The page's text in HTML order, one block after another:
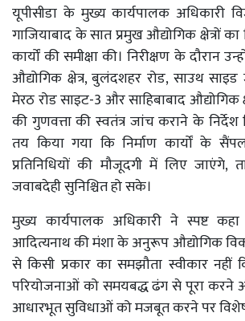
यूपीसीडा के मुख्य कार्यपालक अधिकारी
गाजियाबाद के सात प्रमुख औद्योगिक क्षेत्रों
कार्यों की समीक्षा की। निरीक्षण के दौरान
औद्योगिक क्षेत्र, बुलंदशहर रोड, साउथ साइड
मेरठ रोड साइट-3 और साहिबाबाद औद्योगिक
की गुणवत्ता की स्वतंत्र जांच कराने के निर्देश
तय किया गया कि निर्माण कार्यों के
प्रतिनिधियों की मौजूदगी में लिए जाएंगे,
जवाबदेही सुनिश्चित हो सके।
मुख्य कार्यपालक अधिकारी ने स्पष्ट कहा
आदित्यनाथ की मंशा के अनुरूप औद्योगिक
से किसी प्रकार का समझौता स्वीकार नहीं
परियोजनाओं को समयबद्ध ढंग से पूरा करने
आधारभूत सुविधाओं को मजबूत करने पर विशेष